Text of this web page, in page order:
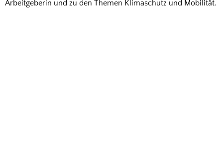
Arbeitgeberin und zu den Themen Klimaschutz und Mobilität.